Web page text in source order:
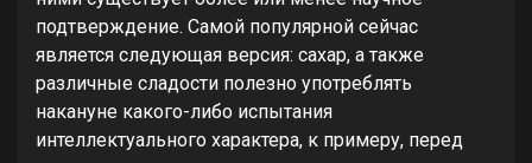
подтверждение. Самой популярной сейчас
является следующая версия: сахар, а также
различные сладости полезно употреблять
накануне какого-либо испытания
интеллектуального характера, к примеру, перед